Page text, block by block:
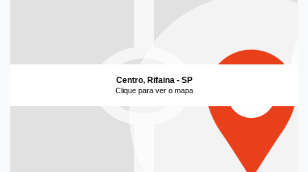
Centro, Rifaina - SP
Clique para ver o mapa